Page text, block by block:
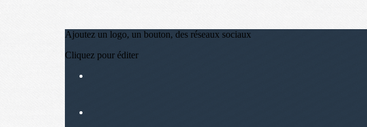
Ajoutez un logo, un bouton, des réseaux sociaux
Cliquez pour éditer